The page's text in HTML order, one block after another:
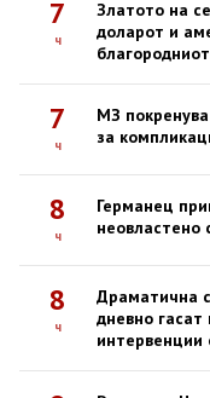
7
ч
Златото на
доларот и
7
ч
МЗ
за
8
ч
Германец
неовластено
8
ч
Драматична
дневно
интервенции